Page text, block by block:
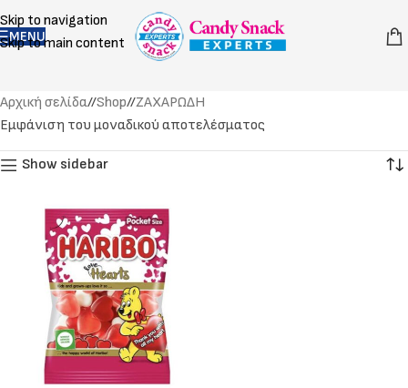
Skip to navigation
Skip to main content
MENU
Αρχική σελίδα/ Shop/ ΖΑΧΑΡΩΔΗ
Εμφάνιση του μοναδικού αποτελέσματος
Show sidebar